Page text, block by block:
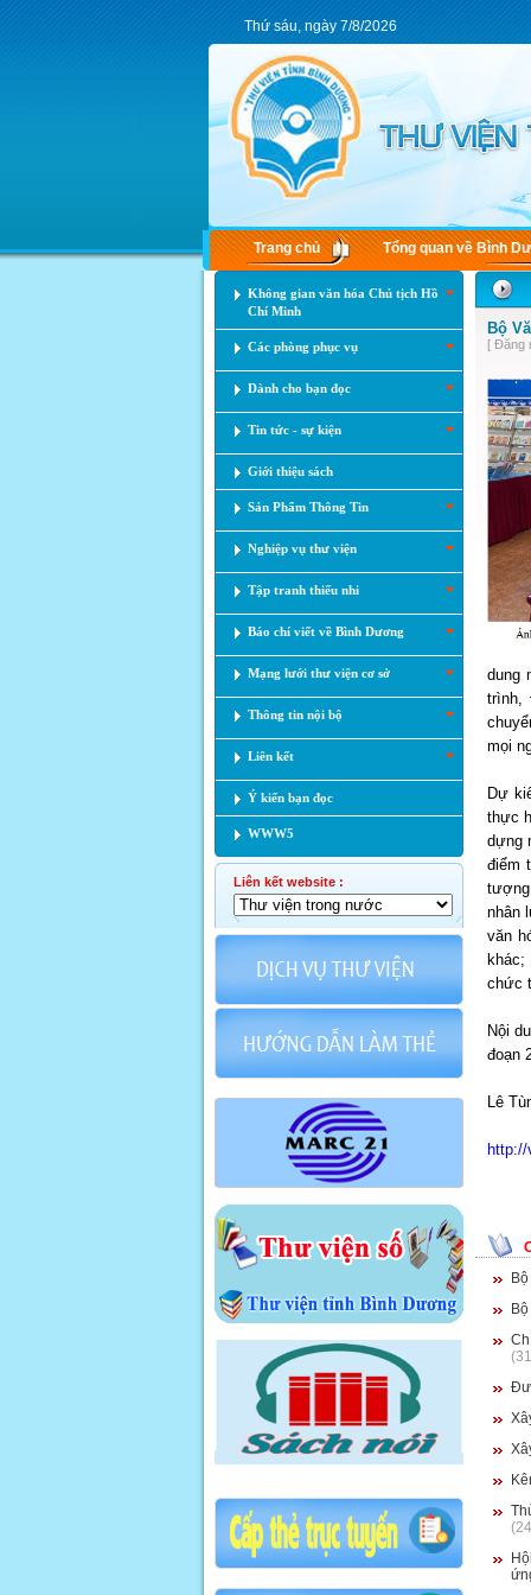
Thứ sáu, ngày 7/8/2026
Trang chủ Tổng quan về Bình
Không gian văn hóa Chủ tịch Hồ
Chí Minh
Các phòng phục vụ
Dành cho bạn đọc
Tin tức - sự kiện
Giới thiệu sách
Sản Phẩm Thông Tin
Nghiệp vụ thư viện
Tập tranh thiếu nhi
Báo chí viết về Bình Dương
Mạng lưới thư viện cơ sở
Thông tin nội bộ
Liên kết
Ý kiến bạn đọc
WWW5
Liên kết website :
Bộ
[ Đăng
dung
trình,
mọi
Dự
thực
dựng
điểm
nhân
văn
chức
Nội
đoạn
Lê